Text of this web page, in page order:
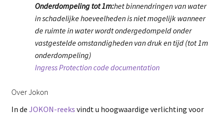
Onderdompeling tot 1m:het binnendringen van water
in schadelijke hoeveelheden is niet mogelijk wanneer
de ruimte in water wordt ondergedompeld onder
vastgestelde omstandigheden van druk en tijd (tot 1m
onderdompeling)
Ingress Protection code documentation
Over Jokon
In de JOKON-reeks vindt u hoogwaardige verlichting voor